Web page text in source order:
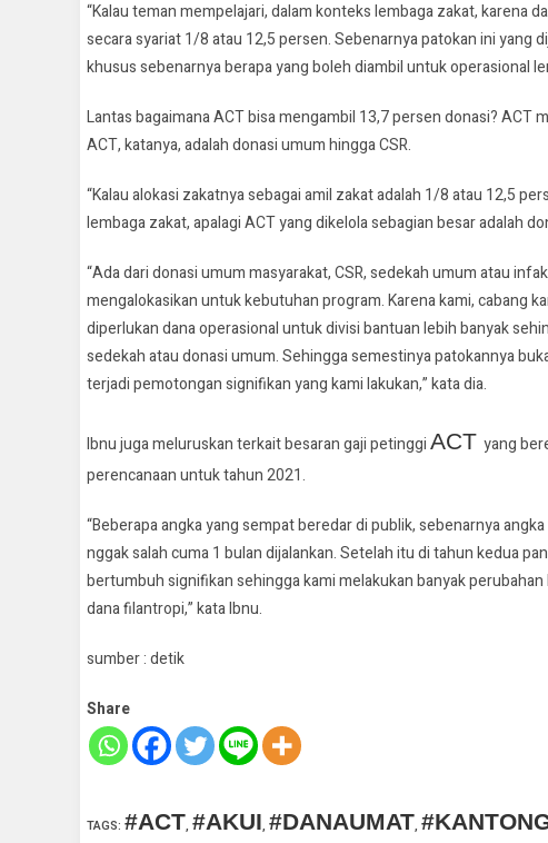
“Kalau teman mempelajari, dalam konteks lembaga zakat, karena
secara syariat 1/8 atau 12,5 persen. Sebenarnya patokan ini yang
khusus sebenarnya berapa yang boleh diambil untuk operasional
Lantas bagaimana ACT bisa mengambil 13,7 persen donasi? ACT
ACT, katanya, adalah donasi umum hingga CSR.
“Kalau alokasi zakatnya sebagai amil zakat adalah 1/8 atau 12,5
lembaga zakat, apalagi ACT yang dikelola sebagian besar adalah
“Ada dari donasi umum masyarakat, CSR, sedekah umum atau
mengalokasikan untuk kebutuhan program. Karena kami, cabang
diperlukan dana operasional untuk divisi bantuan lebih banyak
sedekah atau donasi umum. Sehingga semestinya patokannya
terjadi pemotongan signifikan yang kami lakukan,” kata dia.
Ibnu juga meluruskan terkait besaran gaji petinggiACT yang
perencanaan untuk tahun 2021.
“Beberapa angka yang sempat beredar di publik, sebenarnya
nggak salah cuma 1 bulan dijalankan. Setelah itu di tahun kedua
bertumbuh signifikan sehingga kami melakukan banyak
dana filantropi,” kata Ibnu.
sumber : detik
Share
TAGS: #ACT, #AKUI, #DANAUMAT,